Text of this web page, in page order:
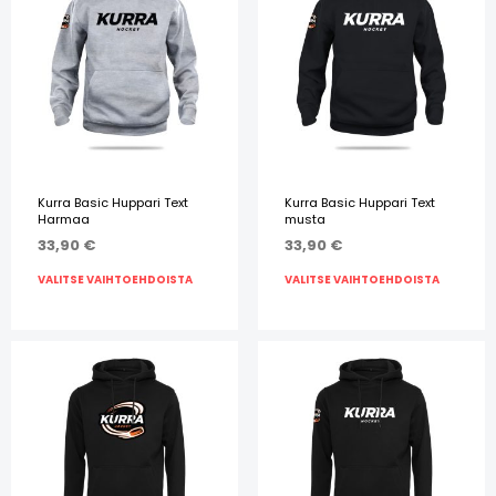
Kurra Basic Huppari Text
Harmaa
33,90 €
VALITSE VAIHTOEHDOISTA
Kurra Basic Huppari Text
musta
33,90 €
VALITSE VAIHTOEHDOISTA